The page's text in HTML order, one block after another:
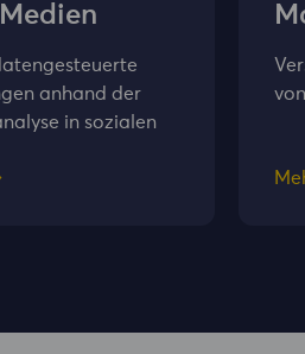
anhand der
in sozialen